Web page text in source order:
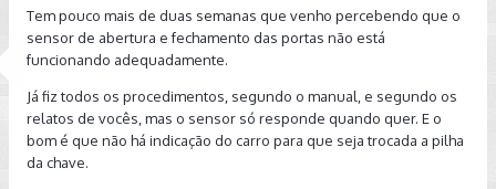
Tem pouco mais de duas semanas que venho percebendo que o
sensor de abertura e fechamento das portas não está
funcionando adequadamente.
Já fiz todos os procedimentos, segundo o manual, e segundo os
relatos de vocês, mas o sensor só responde quando quer. E o
bom é que não há indicação do carro para que seja trocada a pilha
da chave.